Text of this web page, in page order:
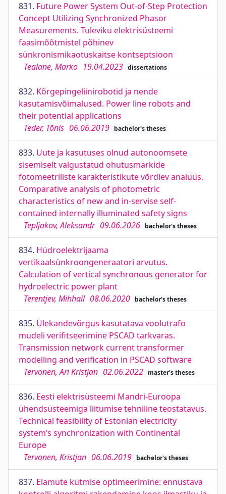
831. Future Power System Out-of-Step Protection
Concept Utilizing Synchronized Phasor
Measurements. Tuleviku elektrisüsteemi
faasimõõtmistel põhinev
sünkronismikaotuskaitse kontseptsioon
Tealane, Marko 19.04.2023 dissertations
832. Kõrgepingeliinirobotid ja nende
kasutamisvõimalused. Power line robots and
their potential applications
Teder, Tõnis 06.06.2019 bachelor's theses
833. Uute ja kasutuses olnud autonoomsete
sisemiselt valgustatud ohutusmärkide
fotomeetriliste karakteristikute võrdlev analüüs.
Comparative analysis of photometric
characteristics of new and in-servise self-
contained internally illuminated safety signs
Tepljakov, Aleksandr 09.06.2026 bachelor's theses
834. Hüdroelektrijaama
vertikaalsünkroongeneraatori arvutus.
Calculation of vertical synchronous generator for
hydroelectric power plant
Terentjev, Mihhail 08.06.2020 bachelor's theses
835. Ülekandevõrgus kasutatava voolutrafo
mudeli verifitseerimine PSCAD tarkvaras.
Transmission network current transformer
modelling and verification in PSCAD software
Tervonen, Ari Kristjan 02.06.2022 master's theses
836. Eesti elektrisüsteemi Mandri-Euroopa
ühendsüsteemiga liitumise tehniline teostatavus.
Technical feasibility of Estonian electricity
system’s synchronization with Continental
Europe
Tervonen, Kristjan 06.06.2019 bachelor's theses
837. Elamute kütmise optimeerimine: ennustava